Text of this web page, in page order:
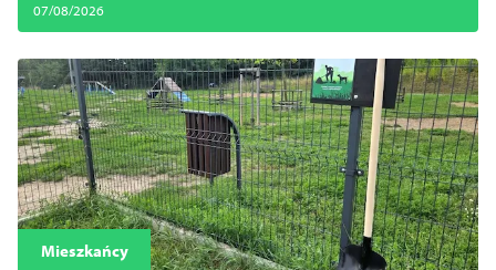
07/08/2026
Mieszkańcy